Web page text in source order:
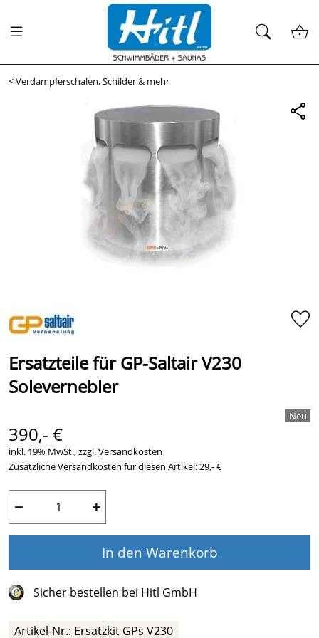
<Verdampferschalen, Schilder & mehr
Ersatzteile für GP-Saltair V230
Solevernebler
390,- €
inkl. 19% MwSt., zzgl.Versandkosten
Zusätzliche Versandkosten für diesen Artikel: 29,- €
− +
In den Warenkorb
Sicher bestellen bei Hitl GmbH
Artikel-Nr.: Ersatzkit GPs V230